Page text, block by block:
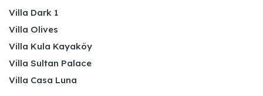
Villa Dark 1
Villa Olives
Villa Kula Kayaköy
Villa Sultan Palace
Villa Casa Luna